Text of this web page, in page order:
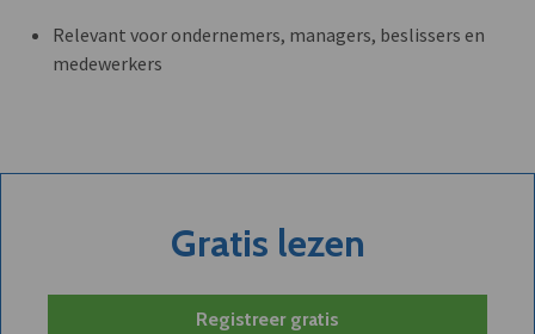
Relevant voor ondernemers, managers, beslissers en
medewerkers
Gratis lezen
Registreer gratis